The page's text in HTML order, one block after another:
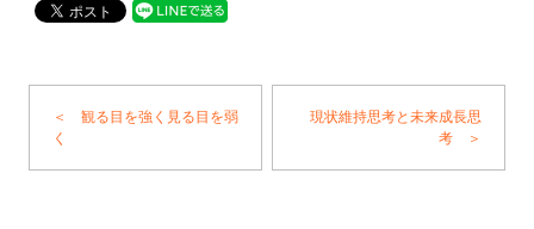
＜ 観る目を強く見る目を弱
く
現状維持思考と未来成長思
考 ＞